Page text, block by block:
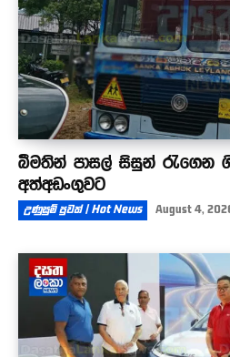
බීමතින් පාසල් සිසුන් රැගෙන
අත්අඩංගුවට
උණුසුම් පුවත් | Hot News August 4,